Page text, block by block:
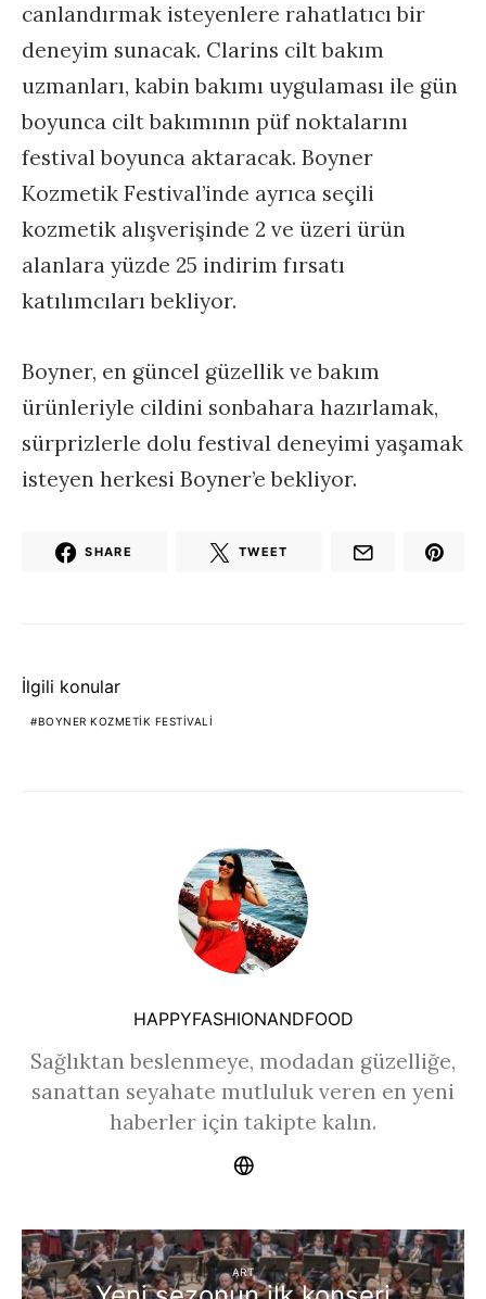
canlandırmak isteyenlere rahatlatıcı bir
deneyim sunacak. Clarins cilt bakım
uzmanları, kabin bakımı uygulaması ile gün
boyunca cilt bakımının püf noktalarını
festival boyunca aktaracak. Boyner
Kozmetik Festival’inde ayrıca seçili
kozmetik alışverişinde 2 ve üzeri ürün
alanlara yüzde 25 indirim fırsatı
katılımcıları bekliyor.
Boyner, en güncel güzellik ve bakım
ürünleriyle cildini sonbahara hazırlamak,
sürprizlerle dolu festival deneyimi yaşamak
isteyen herkesi Boyner’e bekliyor.
SHARE TWEET
İlgili konular
BOYNER KOZMETIK FESTIVALI
HAPPYFASHIONANDFOOD
Sağlıktan beslenmeye, modadan güzelliğe,
sanattan seyahate mutluluk veren en yeni
haberler için takipte kalın.
ART